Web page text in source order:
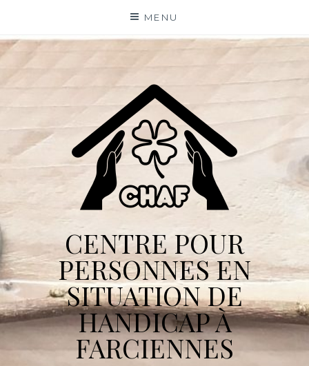
content
MENU
CENTRE POUR
PERSONNES EN
SITUATION DE
HANDICAP À
FARCIENNES